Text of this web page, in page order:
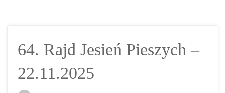
64. Rajd Jesień Pieszych –
22.11.2025